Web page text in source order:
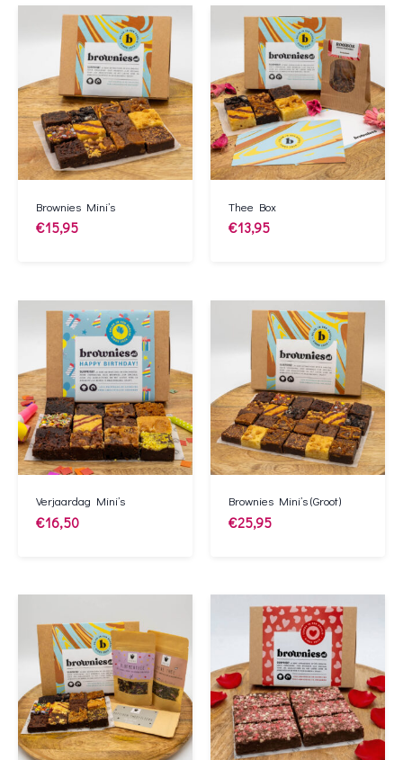
Brownies Mini’s
€15,95
Thee Box
€13,95
Verjaardag Mini’s
€16,50
Brownies Mini’s (Groot)
€25,95